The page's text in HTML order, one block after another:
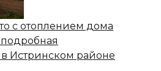
с отоплением дома
подробная
Истринском районе